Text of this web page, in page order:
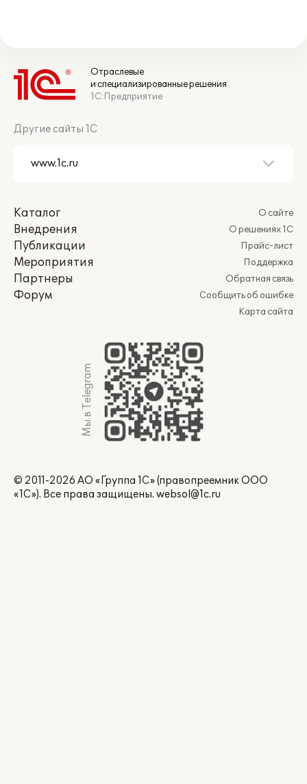
Отраслевые
и специализированные решения
1С:Предприятие
Другие сайты 1С
Каталог
Внедрения
Публикации
Мероприятия
Партнеры
Форум
О сайте
О решениях 1С
Прайс-лист
Поддержка
Обратная связь
Сообщить об ошибке
Карта сайта
Мы в Telegram
© 2011-2026 АО «Группа 1С» (правопреемник ООО
«1С»). Все права защищены. websol@1c.ru